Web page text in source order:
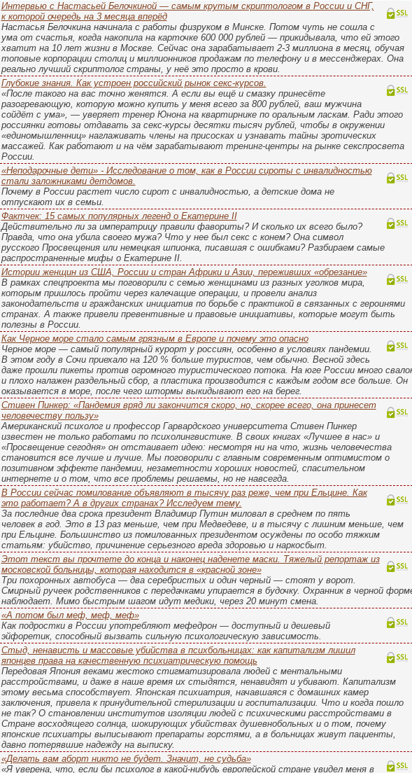
Интервью с Настасьей Белочкиной — самым крутым скриптологом в России и СНГ,
к которой очередь на 3 месяца вперёд
Настасья Белочкина начинала с работы физруком в Минске. Потом чуть не сошла с
ума от счастья, когда накопила на карточке 600 000 рублей — прикидывала, что ей этого
хватит на 10 лет жизни в Москве. Сейчас она зарабатывает 2-3 миллиона в месяц, обучая
топовые корпорации столиц и миллионников продажам по телефону и в мессенджерах. Она
реально лучший скриптолог страны, у неё это просто в крови.
Глубокие знания. Как устроен российский рынок секс-курсов.
«После такого на вас точно женятся. А если вы ещё и смазку принесёте
разогревающую, которую можно купить у меня всего за 800 рублей, ваш мужчина
сойдёт с ума», — уверяет тренер Юнона на квартирнике по оральным ласкам. Ради этого
россиянки готовы отдавать за секс-курсы десятки тысяч рублей, чтобы в окружении
«единомышленниц» наглаживать члены на присосках и узнавать тайны эротических
массажей. Как работают и на чём зарабатывают тренинг-центры на рынке секспросвета
России.
«Неподарочные дети» - Исследование о том, как в России сироты с инвалидностью
стали заложниками детдомов.
Почему в России растет число сирот с инвалидностью, а детские дома не
отпускают их в семьи.
Фактчек: 15 самых популярных легенд о Екатерине II
Действительно ли за императрицу правили фавориты? И сколько их всего было?
Правда, что она убила своего мужа? Что у нее был секс с конем? Она символ
русского Просвещения или немецкая шпионка, писавшая с ошибками? Разбираем самые
распространенные мифы о Екатерине II.
Истории женщин из США, России и стран Африки и Азии, переживших «обрезание»
В рамках спецпроекта мы поговорили с семью женщинами из разных уголков мира,
которым пришлось пройти через калечащие операции, и провели анализ
законодательств и гражданских инициатив по борьбе с практикой в связанных с героинями
странах. А также привели превентивные и правовые инициативы, которые могут быть
полезны в России.
Как Черное море стало самым грязным в Европе и почему это опасно
Черное море — самый популярный курорт у россиян, особенно в условиях пандемии.
В этом году в Сочи приехало на 120 % больше туристов, чем обычно. Весной здесь
даже прошли пикеты против огромного туристического потока. На юге России много
и плохо налажен раздельный сбор, а пластика производится с каждым годом все больше. Он
оказывается в море, после чего штормы выкидывают его на берег.
Стивен Пинкер: «Пандемия вряд ли закончится скоро, но, скорее всего, она принесет
человечеству пользу»
Американский психолог и профессор Гарвардского университета Стивен Пинкер
известен не только работами по психолингвистике. В своих книгах «Лучшее в нас» и
«Просвещение сегодня» он отстаивает идею: несмотря ни на что, жизнь человечества
становится все лучше и лучше. Мы поговорили с главным современным оптимистом о
позитивном эффекте пандемии, незаметности хороших новостей, спасительном
интернете и о том, что все проблемы решаемы, но не навсегда.
В России сейчас помилование объявляют в тысячу раз реже, чем при Ельцине. Как
это работает? А в других странах? Исследуем тему.
За последние два срока президент Владимир Путин миловал в среднем по пять
человек в год. Это в 13 раз меньше, чем при Медведеве, и в тысячу с лишним меньше, чем
при Ельцине. Большинство из помилованных президентом осуждены по особо тяжким
статьям: убийство, причинение серьезного вреда здоровью и наркосбыт.
Этот текст вы прочтете до конца и наконец наденете маски. Тяжелый репортаж из
московской больницы, которая находится в «красной зоне»
Три похоронных автобуса — два серебристых и один черный — стоят у ворот.
Смирный ручеек родственников с передачками упирается в будочку. Охранник в черной
наблюдает. Мимо быстрым шагом идут медики, через 20 минут смена.
«А потом был меф, меф, меф»
Как подростки в России употребляют мефедрон — доступный и дешевый
эйфоретик, способный вызвать сильную психологическую зависимость.
Стыд, ненависть и массовые убийства в психбольницах: как капитализм лишил
японцев права на качественную психиатрическую помощь
Передовая Япония веками жестоко стигматизировала людей с ментальными
расстройствами, и даже в наше время их стыдятся, ненавидят и убивают. Капитализм
этому весьма способствует. Японская психиатрия, начавшаяся с домашних камер
заключения, привела к принудительной стерилизации и госпитализации. Что и когда пошло
не так? О становлении институтов изоляции людей с психическими расстройствами в
Стране восходящего солнца, шокирующих убийствах душевнобольных и о том, почему
японские психиатры выписывают препараты горстями, а в больницах живут пациенты,
давно потерявшие надежду на выписку.
«Делать вам аборт никто не будет. Значит, не судьба»
«Я уверена, что, если бы психолог в какой-нибудь европейской стране увидел меня в